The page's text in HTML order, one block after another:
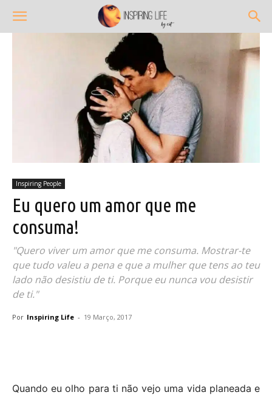
Inspiring People
Eu quero um amor que me
consuma!
"Quero viver um amor que me consuma. Mostrar-te
que tudo valeu a pena e que a mulher que tens ao teu
lado não desistiu de ti. Porque eu nunca vou desistir
de ti."
Por Inspiring Life - 19 Março, 2017
Quando eu olho para ti não vejo uma vida planeada e